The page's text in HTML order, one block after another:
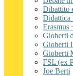
Dibattito
Didattica
Erasmus
Gioberti
Gioberti
Gioberti
FSL (ex
Joe Berti